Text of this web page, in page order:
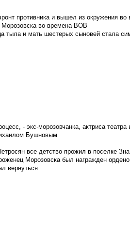
противника и вышел из окружения
Морозовска во времена ВОВ
тыла и мать шестерых сыновей стала
- экс-морозовчанка, актриса
Бушновым
все детство прожил в поселке
Морозовска был награжден
вернуться